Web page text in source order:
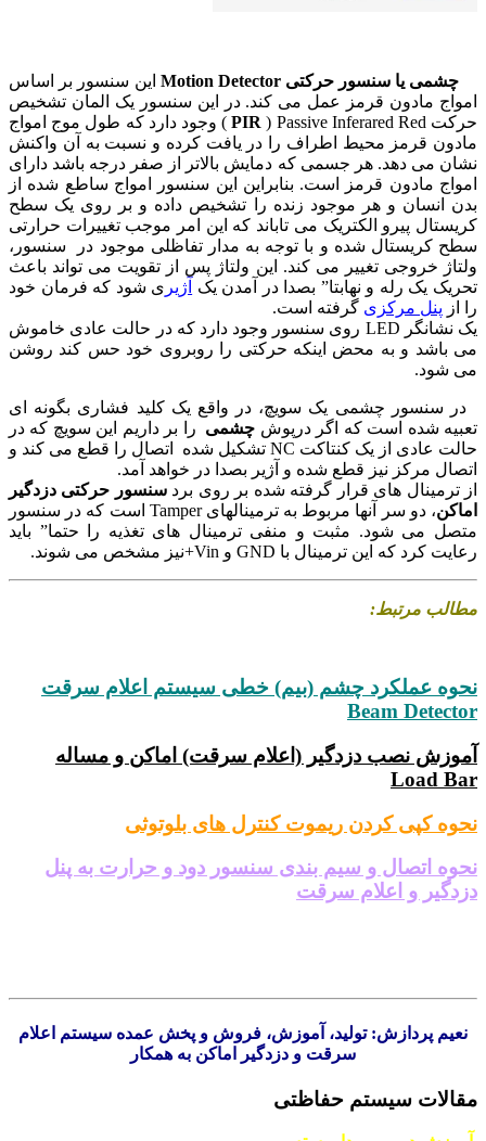
چشمی یا سنسور حرکتی Motion Detector
این سنسور بر اساس
امواج مادون قرمز عمل می کند.در این سنسور یک المان تشخیص
حرکت
PIR) Passive Inferared Red ) وجود دارد که طول موج امواج
مادون قرمز محیط اطراف را در یافت کرده و نسبت به آن واکنش
نشان می دهد.هر جسمی که دمایش بالاتر از صفر درجه باشد دارای
امواج مادون قرمز است. بنابراین این سنسور امواج ساطع شده از
بدن انسان و هر موجود زنده را تشخیص داده و بر روی یک سطح
کریستال پیرو الکتریک می تاباند که این امر موجب تغییرات حرارتی
سطح کریستال شده و با توجه به مدار تفاظلی موجود در سنسور،
ولتاژ خروجی تغییر می کند. این ولتاژ پس از تقویت می تواند باعث
تحریک یک رله و نهابتا” بصدا در آمدن یک
آژیر ی شود که فرمان خود
را از پنل مرکزی گرفته است.
یک نشانگر LED روی سنسور وجود دارد که در حالت عادی خاموش
می باشد و به محض اینکه حرکتی را روبروی خود حس کند روشن
می شود.
در سنسور چشمی یک سویچ، در واقع یک کلید فشاری بگونه ای
تعبیه شده است که اگر درپوش چشمی را بر داریم این سویچ که در
حالت عادی از یک کنتاکت NC تشکیل شده اتصال را قطع می کند و
اتصال مرکز نیز قطع شده و آژیر بصدا در خواهد آمد.
از ترمینال های قرار گرفته شده بر روی بردسنسور حرکتی دزدگیر
اماکن
، دو سر آنها مربوط به ترمینالهای Tamper است که در سنسور
متصل می شود. مثبت و منفی ترمینال های تغذیه را حتما” باید
رعایت کرد که این ترمینال با GND و Vin+نیز مشخص می شوند.
مطالب مرتبط:
نحوه عملکرد چشم (بیم) خطی سیستم اعلام سرقت
Beam Detector
آموزش نصب دزدگیر (اعلام سرقت) اماکن و مساله
Load Bar
نحوه کپی کردن ریموت کنترل های بلوتوثی
نحوه اتصال و سیم بندی سنسور دود و حرارت به پنل
دزدگیر و اعلام سرقت
نعیم پردازش: تولید، آموزش، فروش و پخش عمده سیستم اعلام
سرقت و دزدگیر اماکن به همکار
مقالات سیستم حفاظتی